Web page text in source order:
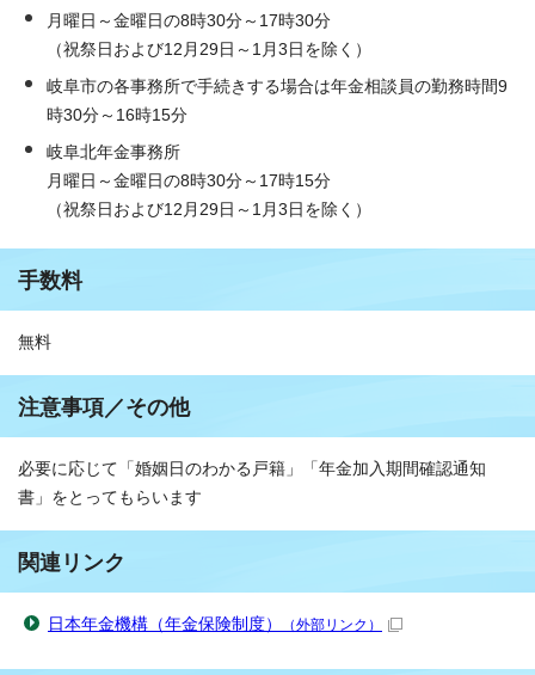
月曜日～金曜日の8時30分～17時30分
（祝祭日および12月29日～1月3日を除く）
岐阜市の各事務所で手続きする場合は年金相談員の勤務時間9
時30分～16時15分
岐阜北年金事務所
月曜日～金曜日の8時30分～17時15分
（祝祭日および12月29日～1月3日を除く）
手数料
無料
注意事項／その他
必要に応じて「婚姻日のわかる戸籍」「年金加入期間確認通知
書」をとってもらいます
関連リンク
日本年金機構（年金保険制度） （外部リンク）